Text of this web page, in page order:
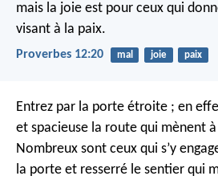
mais la joie est pour ceux qui
visant à la paix.
Proverbes 12:20 mal joie paix
Entrez par la porte étroite ; en
et spacieuse la route qui mènent
Nombreux sont ceux qui s’y
la porte et resserré le sentier qui